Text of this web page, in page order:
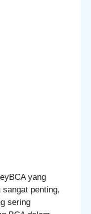
yang
penting,
sering